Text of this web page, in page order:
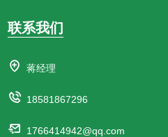
联系我们
蒋经理
18581867296
1766414942@qq.com